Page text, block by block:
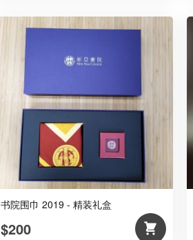
书院围巾 2019 - 精装礼盒
$200